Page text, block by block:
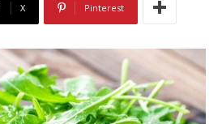
X Pinterest